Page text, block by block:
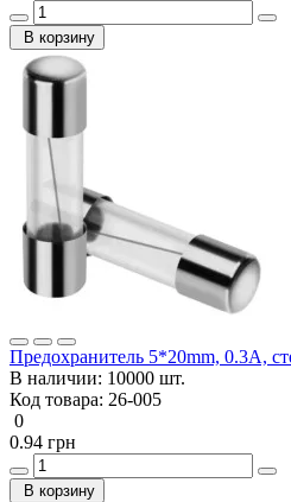
В корзину
Предохранитель 5*20mm, 0.3A,
В наличии: 10000 шт.
Код товара: 26-005
0
0.94 грн
В корзину